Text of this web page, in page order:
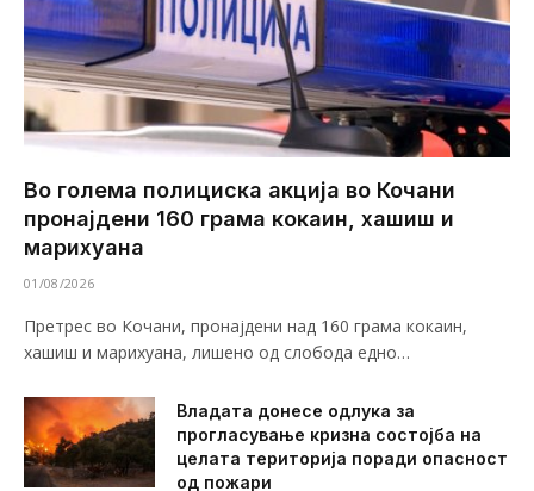
Во голема полициска акција во Кочани
пронајдени 160 грама кокаин, хашиш и
марихуана
01/08/2026
Претрес во Кочани, пронајдени над 160 грама кокаин,
хашиш и марихуана, лишено од слобода едно…
Владата донесе одлука за
прогласување кризна состојба на
целата територија поради опасност
од пожари